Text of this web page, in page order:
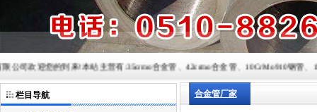
司欢迎您的到来!本站主营有:35crmo合金管、42crmo合金管、10CrMo910钢管、
栏目导航 合金管厂家